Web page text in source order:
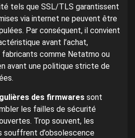
tels que SSL/TLS garantissent
via internet ne peuvent être
Par conséquent, il convient
avant l’achat,
comme Netatmo ou
avant une politique stricte de
des firmwares sont
les failles de sécurité
Trop souvent, les
souffrent d’obsolescence